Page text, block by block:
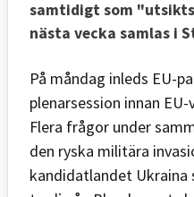
samtidigt som
nästa vecka samlas i
På måndag inleds EU-
plenarsession innan
Flera frågor under
den ryska militära
kandidatlandet